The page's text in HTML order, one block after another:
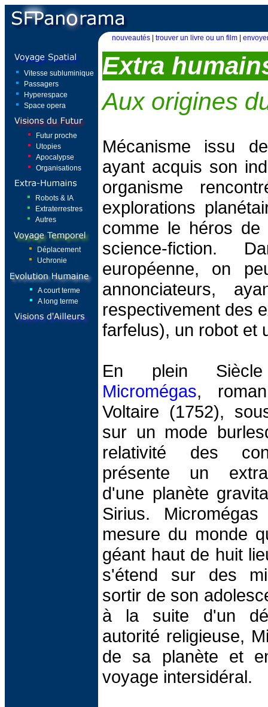
nouveautés trouver un livre ou un film
Vitesse subluminique
Passagers
Hyperespace
Space opera
Futur proche
Utopies
Apocalypse
Organisations
Robots & IA
Extraterrestres
Autres
Déplacement
Uchronie
A court terme
A long terme
Extra
Aux origines
Mécanisme issu
ayant acquis son
organisme
explorations
comme le héros de
science-fiction.
européenne, on
annonciateurs,
respectivement des
farfelus), un robot et
En plein
Micromégas,
Voltaire (1752),
sur un mode
relativité des
présente un
d'une planète
Sirius.
mesure du monde
géant haut de huit
s'étend sur des
sortir de son
à la suite d'un
autorité religieuse,
de sa planète et
voyage intersidéral.